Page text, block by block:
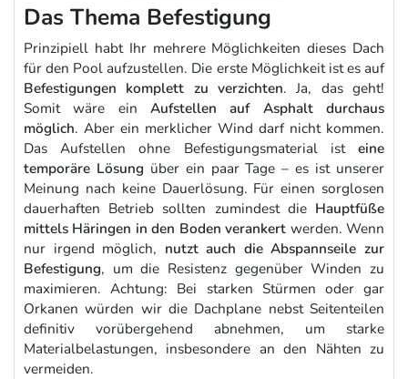
Das Thema Befestigung
Prinzipiell habt Ihr mehrere Möglichkeiten dieses Dach
für den Pool aufzustellen. Die erste Möglichkeit ist es auf
Befestigungen komplett zu verzichten. Ja, das geht!
Somit wäre ein Aufstellen auf Asphalt durchaus
möglich. Aber ein merklicher Wind darf nicht kommen.
Das Aufstellen ohne Befestigungsmaterial ist eine
temporäre Lösung über ein paar Tage – es ist unserer
Meinung nach keine Dauerlösung. Für einen sorglosen
dauerhaften Betrieb sollten zumindest die Hauptfüße
mittels Häringen in den Boden verankert werden. Wenn
nur irgend möglich, nutzt auch die Abspannseile zur
Befestigung, um die Resistenz gegenüber Winden zu
maximieren. Achtung: Bei starken Stürmen oder gar
Orkanen würden wir die Dachplane nebst Seitenteilen
definitiv vorübergehend abnehmen, um starke
Materialbelastungen, insbesondere an den Nähten zu
vermeiden.